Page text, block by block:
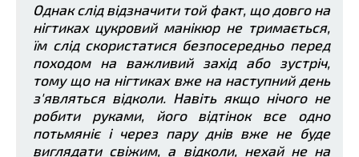
Однак слід відзначити той факт, що довго на
нігтиках цукровий манікюр не тримається,
їм слід скористатися безпосередньо перед
походом на важливий захід або зустріч,
тому що на нігтиках вже на наступний день
з'являться відколи. Навіть якщо нічого не
робити руками, його відтінок все одно
потьмяніє і через пару днів вже не буде
виглядати свіжим, а відколи, нехай не на